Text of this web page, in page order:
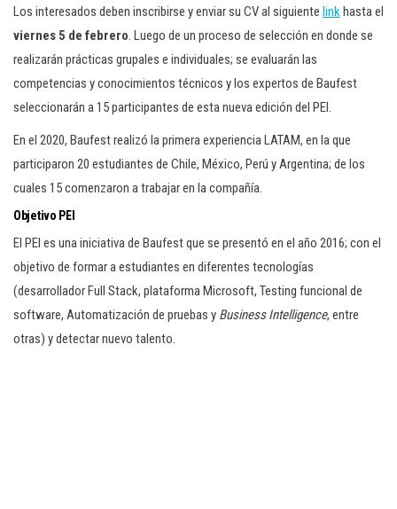
Los interesados deben inscribirse y enviar su CV al siguiente linkhasta el
viernes 5 de febrero. Luego de un proceso de selección en donde se
realizarán prácticas grupales e individuales; se evaluarán las
competencias y conocimientos técnicos y los expertos de Baufest
seleccionarán a 15 participantes de esta nueva edición del PEI.
En el 2020, Baufest realizó la primera experiencia LATAM, en la que
participaron 20 estudiantes de Chile, México, Perú y Argentina; de los
cuales 15 comenzaron a trabajar en la compañía.
Objetivo PEI
El PEI es una iniciativa de Baufest que se presentó en el año 2016; con el
objetivo de formar a estudiantes en diferentes tecnologías
(desarrollador Full Stack, plataforma Microsoft, Testing funcional de
software, Automatización de pruebas y Business Intelligence, entre
otras) y detectar nuevo talento.